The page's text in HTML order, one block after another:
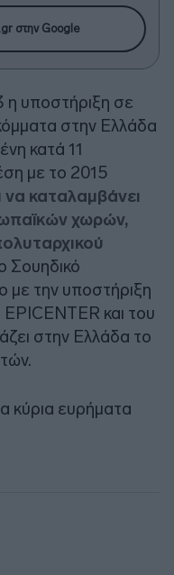
στην Google
η υποστήριξη σε
στην Ελλάδα
κατά 11
με το 2015
να καταλαμβάνει
χωρών,
Σουηδικό
με την υποστήριξη
και του
στην Ελλάδα το
κύρια ευρήματα